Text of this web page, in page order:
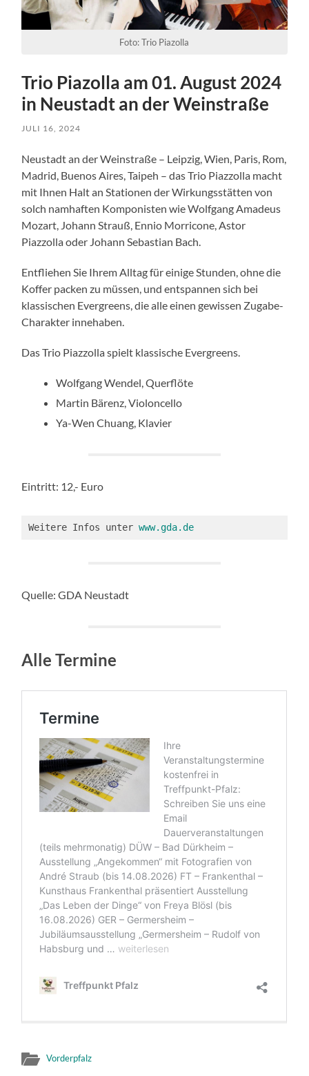
Foto: Trio Piazolla
Trio Piazolla am 01. August 2024
in Neustadt an der Weinstraße
JULI 16, 2024
Neustadt an der Weinstraße – Leipzig, Wien, Paris, Rom,
Madrid, Buenos Aires, Taipeh – das Trio Piazzolla macht
mit Ihnen Halt an Stationen der Wirkungsstätten von
solch namhaften Komponisten wie Wolfgang Amadeus
Mozart, Johann Strauß, Ennio Morricone, Astor
Piazzolla oder Johann Sebastian Bach.
Entfliehen Sie Ihrem Alltag für einige Stunden, ohne die
Koffer packen zu müssen, und entspannen sich bei
klassischen Evergreens, die alle einen gewissen Zugabe-
Charakter innehaben.
Das Trio Piazzolla spielt klassische Evergreens.
Wolfgang Wendel, Querflöte
Martin Bärenz, Violoncello
Ya-Wen Chuang, Klavier
Eintritt: 12,- Euro
Weitere Infos unter www.gda.de
Quelle: GDA Neustadt
Alle Termine
Vorderpfalz